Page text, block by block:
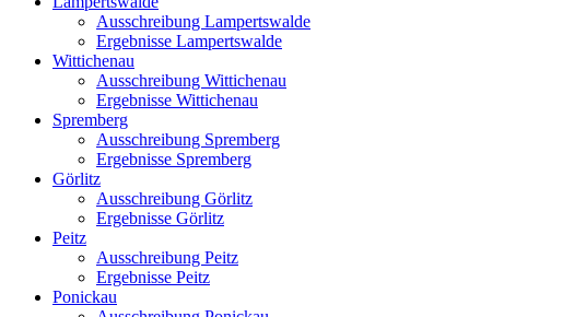
Ausschreibung Lampertswalde
Ergebnisse Lampertswalde
Wittichenau
Ausschreibung Wittichenau
Ergebnisse Wittichenau
Spremberg
Ausschreibung Spremberg
Ergebnisse Spremberg
Görlitz
Ausschreibung Görlitz
Ergebnisse Görlitz
Peitz
Ausschreibung Peitz
Ergebnisse Peitz
Ponickau